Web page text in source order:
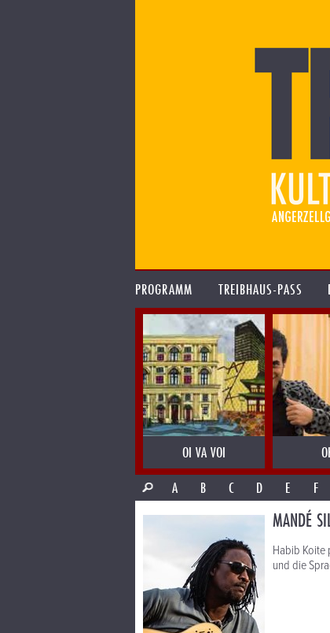
PROGRAMM TREIBHAUS-PASS
OI VA VOI
A
B C D E F
MANDÉ
Habib Koite
und die